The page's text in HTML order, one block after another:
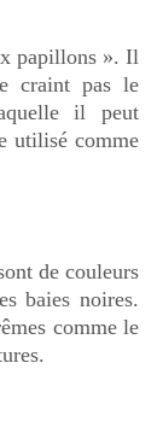
papillons ». Il
craint pas le
il peut
utilisé comme
de couleurs
baies noires.
comme le